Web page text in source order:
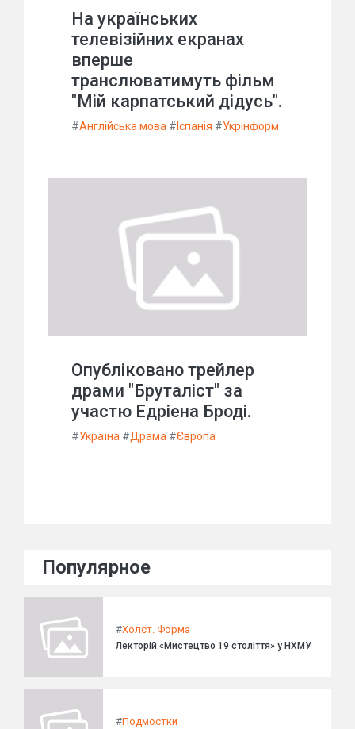
На українських
телевізійних екранах
вперше
транслюватимуть фільм
"Мій карпатський дідусь".
#Англійська мова #Іспанія #Укрінформ
Опубліковано трейлер
драми "Бруталіст" за
участю Едріена Броді.
#Україна #Драма #Європа
Популярное
#Холст. Форма
Лекторій «Мистецтво 19 століття» у НХМУ
#Подмостки